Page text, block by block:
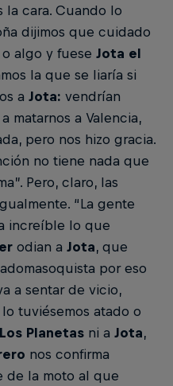
la cara. Cuando lo
dijimos que cuidado
algo y fuese Jota el
la que se liaría si
a Jota: vendrían
matarnos a Valencia,
pero nos hizo gracia.
no tiene nada que
Pero, claro, las
“La gente
increíble lo que
odian a Jota, que
por eso
a sentar de vicio,
tuviésemos atado o
Los Planetas ni a Jota,
nos confirma
de la moto al que